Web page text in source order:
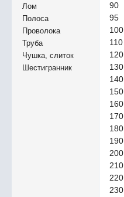
Лом
Полоса
Проволока
Труба
Чушка, слиток
Шестигранник
90
95
100
110
120
130
140
150
160
170
180
190
200
210
220
230